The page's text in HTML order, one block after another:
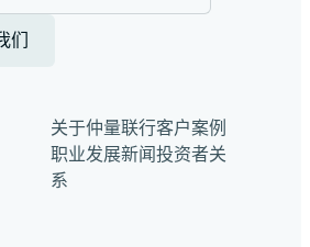
们
关于仲量联行客户案例
职业发展新闻投资者关
系